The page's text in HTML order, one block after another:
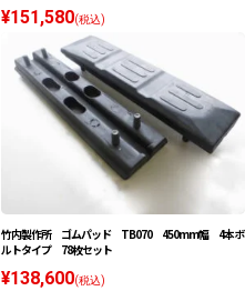
¥151,580(税込)
竹内製作所 ゴムパッド TB070 450mm幅 4本ボ
ルトタイプ 78枚セット
¥138,600(税込)